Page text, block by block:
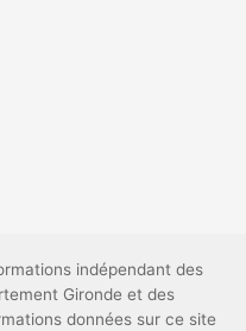
indépendant des
Gironde et des
données sur ce site